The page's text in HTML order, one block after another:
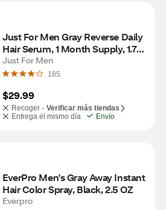
Just For Men Gray Reverse Daily
Hair Serum, 1 Month Supply, 1.7
OZ
Just For Men
185
$29.99
Recoger - Verificar más tiendas
Entrega el mismo día
Envío
EverPro Men's Gray Away Instant
Hair Color Spray, Black, 2.5 OZ
Everpro